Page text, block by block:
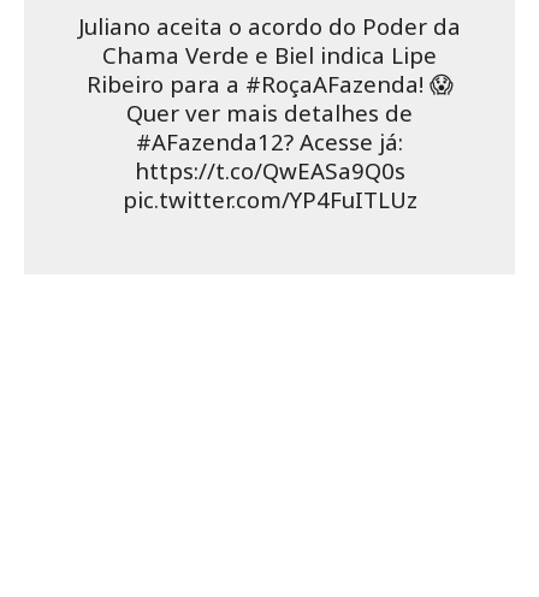
Juliano aceita o acordo do Poder da
Chama Verde e Biel indica Lipe
Ribeiro para a #RoçaAFazenda! 😱
Quer ver mais detalhes de
#AFazenda12? Acesse já:
https://t.co/QwEASa9Q0s
pic.twitter.com/YP4FuITLUz